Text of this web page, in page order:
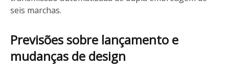
seis marchas.
Previsões sobre lançamento e
mudanças de design